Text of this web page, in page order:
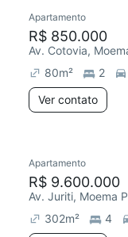
Redecorar
Apartamento
R$ 850.000
Av. Cotovia,
80m² 2
Ver contato
Redecorar
Apartamento
R$ 9.600.000
Av. Juriti, Moema
302m² 4